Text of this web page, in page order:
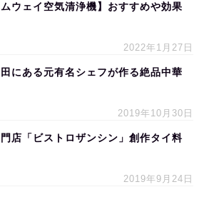
ムウェイ空気清浄機】おすすめや効果
2022年1月27日
田にある元有名シェフが作る絶品中華
2019年10月30日
店「ビストロザンシン」創作タイ料
2019年9月24日